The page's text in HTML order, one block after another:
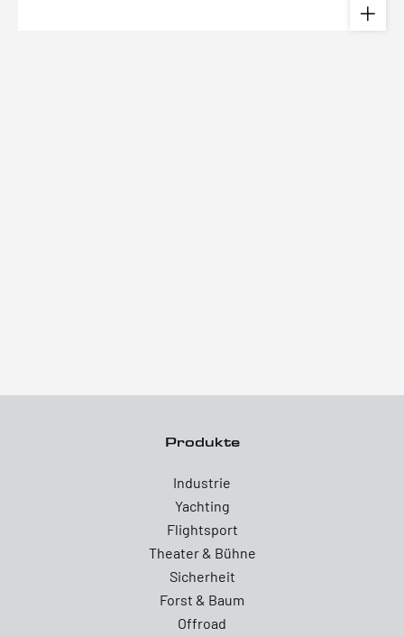
Produkte
Industrie
Yachting
Flightsport
Theater & Bühne
Sicherheit
Forst & Baum
Offroad